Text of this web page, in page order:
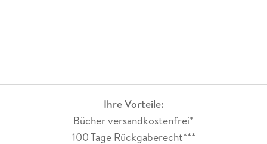
Ihre Vorteile:
Bücher versandkostenfrei*
100 Tage Rückgaberecht***